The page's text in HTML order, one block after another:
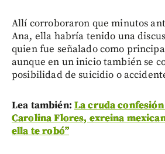
Allí corroboraron que minutos
Ana, ella habría tenido una
quien fue señalado como
aunque en un inicio también se
posibilidad de suicidio o
Lea también: La cruda
Carolina Flores, exreina
ella te robó”